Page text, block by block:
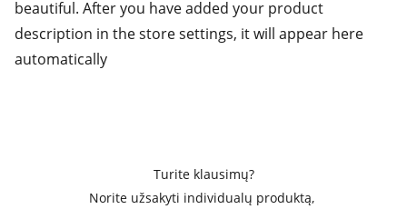
beautiful. After you have added your product
description in the store settings, it will appear here
automatically
Turite klausimų?
Norite užsakyti individualų produktą,